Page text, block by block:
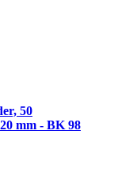
50
mm - BK 98